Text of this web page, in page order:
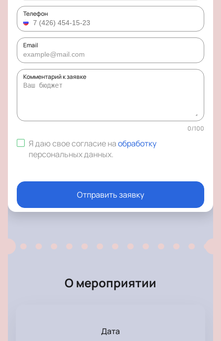
Телефон
Email
Комментарий к заявке
0/100
Я даю свое согласие наобработку
персональных данных.
Отправить заявку
О мероприятии
Дата